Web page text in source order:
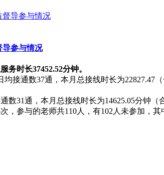
导参与情况
时长37452.52分钟。
均接通数37通，本月总接线时长为22827.47
数31通，本月总接线时长为14625.05分钟（
参与的老师共110人，有102人未参加，